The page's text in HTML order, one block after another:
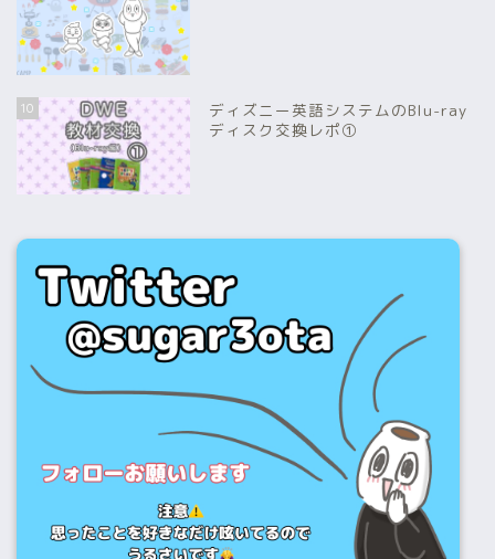
10
ディズニー英語システムのBlu-ray
ディスク交換レポ①